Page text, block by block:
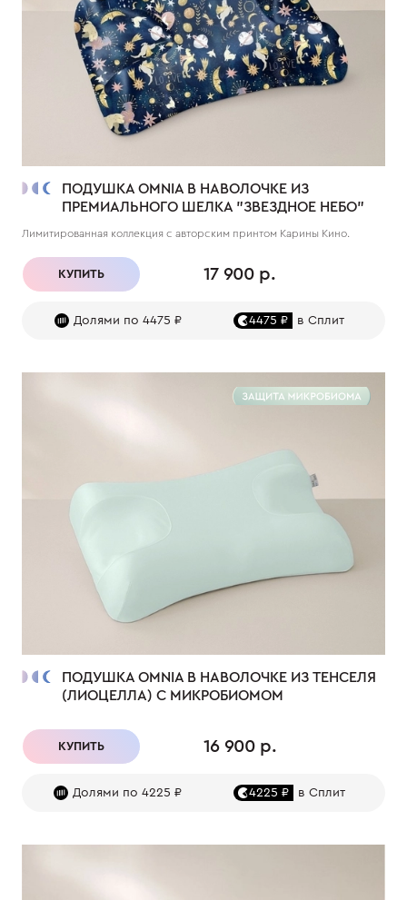
ПОДУШКА OMNIA В НАВОЛОЧКЕ ИЗ
ПРЕМИАЛЬНОГО ШЕЛКА "ЗВЕЗДНОЕ НЕБО"
Лимитированная коллекция с авторским принтом Карины Кино.
КУПИТЬ 17 900 р.
Долями по 4475 ₽ 4475 ₽ в Сплит
ПОДУШКА OMNIA В НАВОЛОЧКЕ ИЗ ТЕНСЕЛЯ
(ЛИОЦЕЛЛА) С МИКРОБИОМОМ
КУПИТЬ 16 900 р.
Долями по 4225 ₽ 4225 ₽ в Сплит